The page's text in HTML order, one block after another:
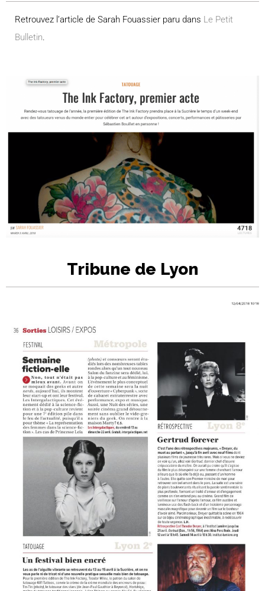
Retrouvez l’article de Sarah Fouassier paru dans Le Petit
Bulletin.
Tribune de Lyon